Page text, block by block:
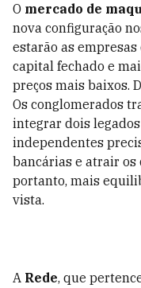
O mercado de
nova configuração
estarão as
capital fechado e
preços mais baixos.
Os conglomerados
integrar dois
independentes
bancárias e atrair os
portanto, mais
vista.
A Rede, que